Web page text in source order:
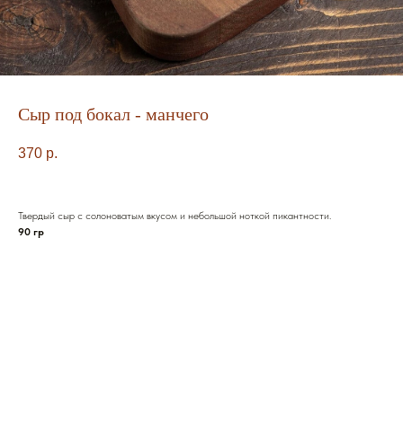
Сыр под бокал - манчего
370 р.
Твердый сыр с солоноватым вкусом и небольшой ноткой пикантности.
90 гр